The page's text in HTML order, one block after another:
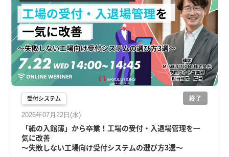
受付システム 終了
2026年07月22日(水)
「紙の入館簿」から卒業！工場の受付・入退場管理を一
気に改善
～失敗しない工場向け受付システムの選び方3選～